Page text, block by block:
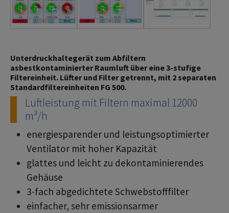
Unterdruckhaltegerät zum Abfiltern
asbestkontaminierter Raumluft über eine 3-stufige
Filtereinheit. Lüfter und Filter getrennt, mit 2 separaten
Standardfiltereinheiten FG 500.
Luftleistung mit Filtern maximal 12000
m³/h
energiesparender und leistungsoptimierter
Ventilator mit hoher Kapazität
glattes und leicht zu dekontaminierendes
Gehäuse
3-fach abgedichtete Schwebstofffilter
einfacher, sehr emissionsarmer